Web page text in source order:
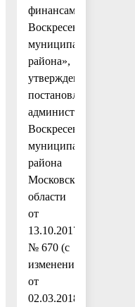
финансами
Воскресенского
муниципального
района»,
утвержденную
постановлением
администрации
Воскресенского
муниципального
района
Московской
области
от
13.10.2017
№ 670 (с
изменениями
от
02.03.2018